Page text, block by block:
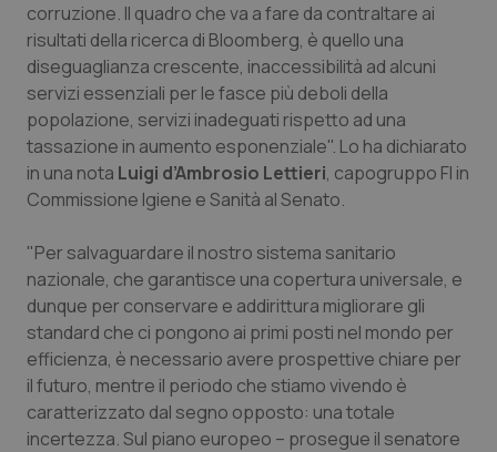
Marche
Molise
Piemonte
Provincia Autonoma di Bolzano
Provincia Autonoma di Trento
Puglia
Sardegna
Sicilia
Donna & Salute
Epatiti
HIV
Infezioni & Febbre
Ipertensione & Scompenso
Malattie rare
Malattia di Crohn & Rettocolite Ulcerosa
Neuroscienze & patologie neurodegenerative
corruzione. Il quadro che va a fare da contraltare ai
risultati della ricerca di Bloomberg, è quello una
diseguaglianza crescente, inaccessibilità ad alcuni
servizi essenziali per le fasce più deboli della
popolazione, servizi inadeguati rispetto ad una
tassazione in aumento esponenziale". Lo ha dichiarato
in una nota Luigi d’Ambrosio Lettieri, capogruppo FI in
Commissione Igiene e Sanità al Senato.
"Per salvaguardare il nostro sistema sanitario
nazionale, che garantisce una copertura universale, e
dunque per conservare e addirittura migliorare gli
standard che ci pongono ai primi posti nel mondo per
efficienza, è necessario avere prospettive chiare per
il futuro, mentre il periodo che stiamo vivendo è
caratterizzato dal segno opposto: una totale
incertezza. Sul piano europeo – prosegue il senatore